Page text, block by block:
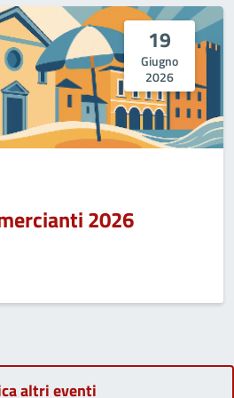
19
Giugno
2026
2026
2026}
altri eventi